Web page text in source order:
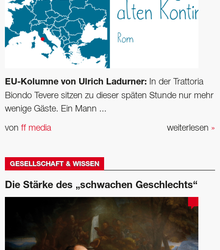
EU-Kolumne von Ulrich Ladurner:
In der Trattoria
Biondo Tevere sitzen zu dieser späten Stunde nur mehr
wenige Gäste. Ein Mann ...
weiterlesen »
von ff media
GESELLSCHAFT & WISSEN
Die Stärke des „schwachen Geschlechts“